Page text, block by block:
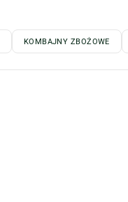
KOMBAJNY ZBOŻOWE